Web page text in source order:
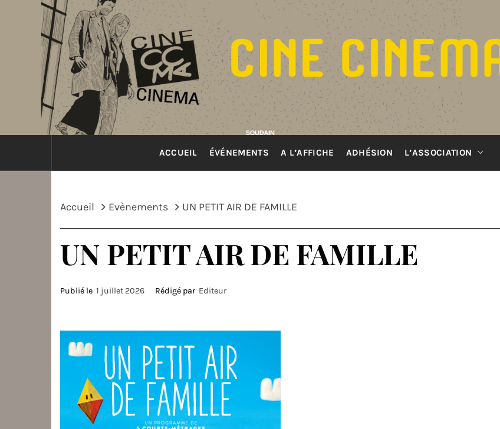
ACCUEIL ÉVÉNEMENTS A L’AFFICHE ADHÉSION L’ASSOCIATION
Accueil Evènements UN PETIT AIR DE FAMILLE
UN PETIT AIR DE FAMILLE
Publié le 1 juillet 2026 Rédigé par Editeur